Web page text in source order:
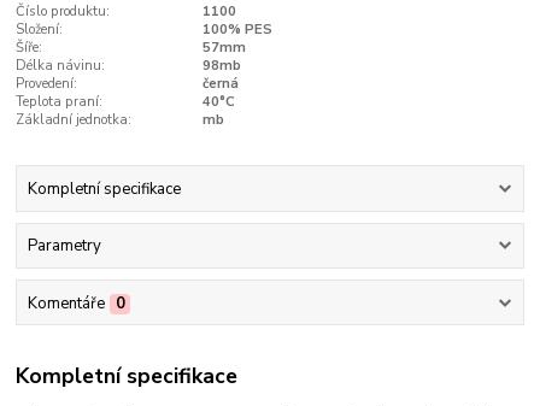
Číslo produktu:
1100
Složení:
100% PES
Šíře:
57mm
Délka návinu:
98mb
Provedení:
černá
Teplota praní:
40°C
Základní jednotka:
mb
Kompletní specifikace
Parametry
Komentáře 0
Kompletní specifikace